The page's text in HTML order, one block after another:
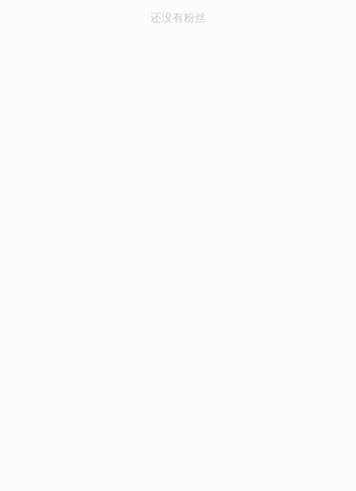
还没有粉丝